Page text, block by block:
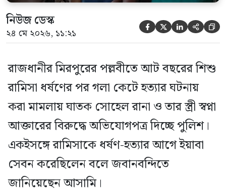
নিউজ ডেস্ক
২৪ মে ২০২৬, ১১:২১     
রাজধানীর মিরপুরের পল্লবীতে আট বছরের শিশু
রামিসা ধর্ষণের পর গলা কেটে হত্যার ঘটনায়
করা মামলায় ঘাতক সোহেল রানা ও তার স্ত্রী স্বপ্না
আক্তারের বিরুদ্ধে অভিযোগপত্র দিচ্ছে পুলিশ।
একইসঙ্গে রামিসাকে ধর্ষণ-হত্যার আগে ইয়াবা
সেবন করেছিলেন বলে জবানবন্দিতে
জানিয়েছেন আসামি।